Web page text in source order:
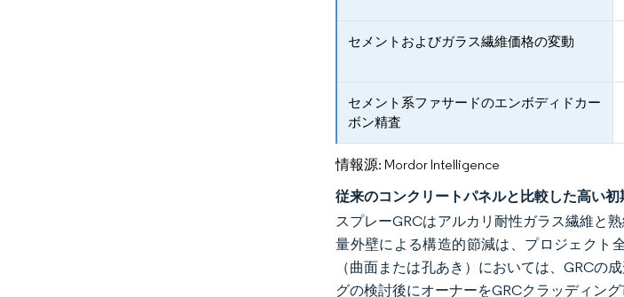
セメントおよびガラス繊維価格の変動
セメント系ファサードのエンボディドカー
ボン精査
情報源: Mordor Intelligence
従来のコンクリートパネルと比較した高い初
スプレーGRCはアルカリ耐性ガラス繊維と
量外壁による構造的節減は、プロジェクト
（曲面または孔あき）においては、GRCの
グの検討後にオーナーをGRCクラッディング